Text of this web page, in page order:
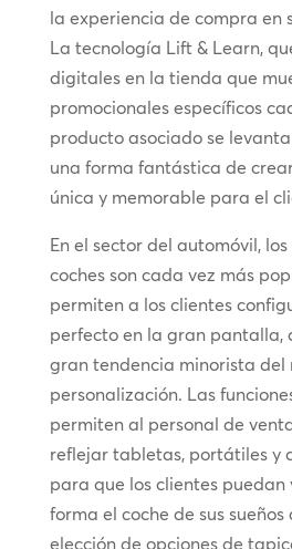
la experiencia de compra en
La tecnología Lift & Learn,
digitales en la tienda que
promocionales específicos
producto asociado se
una forma fantástica de
única y memorable para el
En el sector del automóvil,
coches son cada vez más
permiten a los clientes
perfecto en la gran pantalla,
gran tendencia minorista del
personalización. Las
permiten al personal de
reflejar tabletas, portátiles y
para que los clientes puedan
forma el coche de sus sueños
elección de opciones de